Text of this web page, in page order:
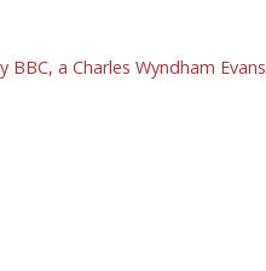
BBC, a Charles Wyndham